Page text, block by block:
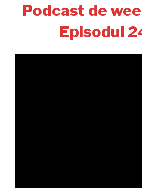
Podcast de
Episodul